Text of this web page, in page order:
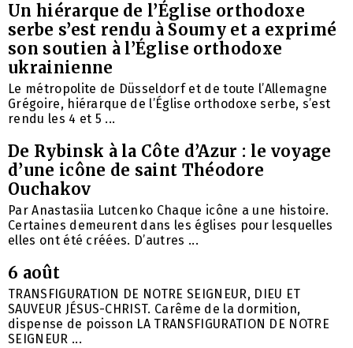
Un hiérarque de l’Église orthodoxe
serbe s’est rendu à Soumy et a exprimé
son soutien à l’Église orthodoxe
ukrainienne
Le métropolite de Düsseldorf et de toute l’Allemagne
Grégoire, hiérarque de l’Église orthodoxe serbe, s’est
rendu les 4 et 5 ...
De Rybinsk à la Côte d’Azur : le voyage
d’une icône de saint Théodore
Ouchakov
Par Anastasiia Lutcenko Chaque icône a une histoire.
Certaines demeurent dans les églises pour lesquelles
elles ont été créées. D’autres ...
6 août
TRANSFIGURATION DE NOTRE SEIGNEUR, DIEU ET
SAUVEUR JÉSUS-CHRIST. Carême de la dormition,
dispense de poisson LA TRANSFIGURATION DE NOTRE
SEIGNEUR ...